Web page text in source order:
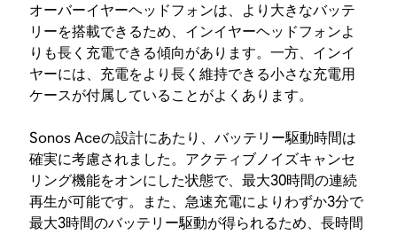
オーバーイヤーヘッドフォンは、より大きなバッテ
リーを搭載できるため、インイヤーヘッドフォンよ
りも長く充電できる傾向があります。一方、インイ
ヤーには、充電をより長く維持できる小さな充電用
ケースが付属していることがよくあります。
Sonos Aceの設計にあたり、バッテリー駆動時間は
確実に考慮されました。アクティブノイズキャンセ
リング機能をオンにした状態で、最大30時間の連続
再生が可能です。また、急速充電によりわずか3分で
最大3時間のバッテリー駆動が得られるため、長時間